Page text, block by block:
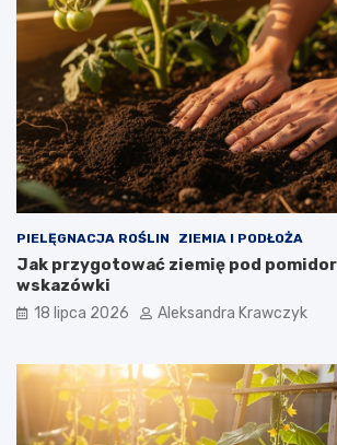
PIELĘGNACJA ROŚLIN ZIEMIA I PODŁOŻA
Jak przygotować ziemię pod
wskazówki
18 lipca 2026 Aleksandra Krawczyk